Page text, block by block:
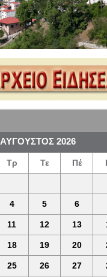
ΑΎΓΟΥΣΤΟΣ 2026
Τρ Τε Πέ
4 5 6
11 12 13
18 19 20
25 26 27